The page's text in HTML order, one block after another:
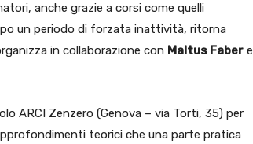
anche grazie a corsi come quelli
un periodo di forzata inattività, ritorna
in collaborazione con Maltus Faber e
ARCI Zenzero (Genova – via Torti, 35) per
teorici che una parte pratica